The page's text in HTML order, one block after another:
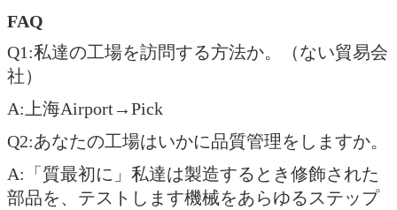
FAQ
Q1:私達の工場を訪問する方法か。（ない貿易会
社）
A:上海Airport→Pick
Q2:あなたの工場はいかに品質管理をしますか。
A:「質最初に」私達は製造するとき修飾された
部品を、テストします機械をあらゆるステップ